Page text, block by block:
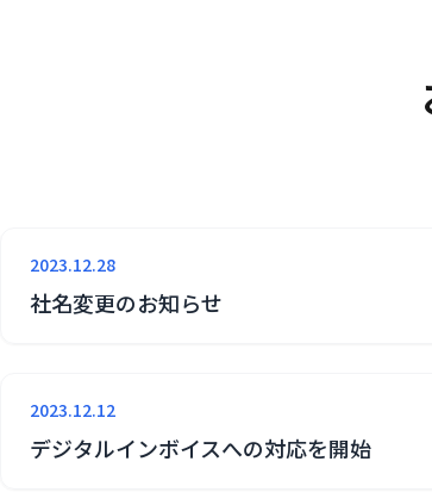
2023.12.28
社名変更のお知らせ
2023.12.12
デジタルインボイスへの対応を開始